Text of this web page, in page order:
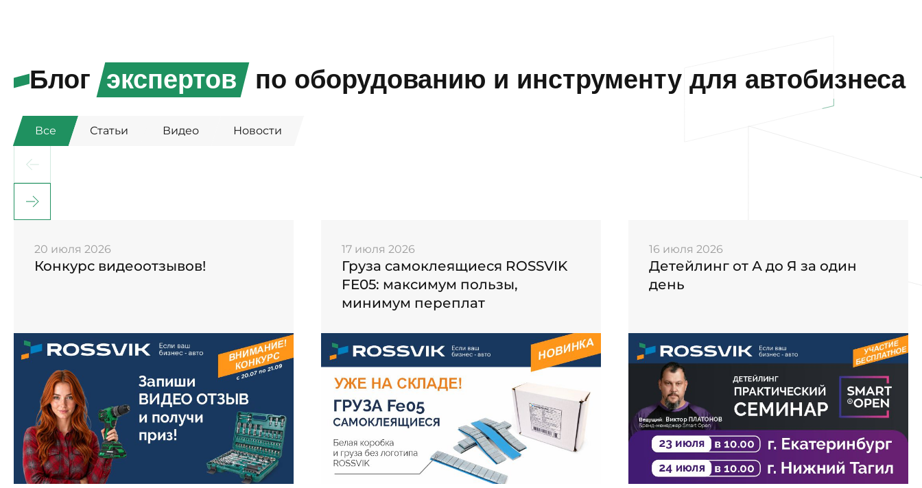
Блог экспертов по оборудованию и инструменту для автобизнеса
Все Статьи Видео Новости
20 июля 2026
Конкурс видеоотзывов!
17 июля 2026
Груза самоклеящиеся ROSSVIK
FE05: максимум пользы,
минимум переплат
16 июля 2026
Детейлинг от А до Я за один
день